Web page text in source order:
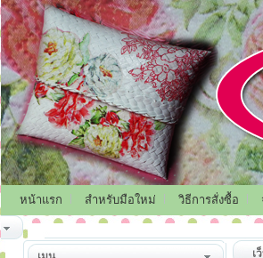
หน้าแรก สำหรับมือใหม่ วิธีการสั่งซื้อ
เ